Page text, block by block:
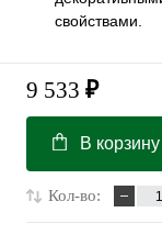
свойствами.
9 533 ₽
В корзину
Кол-во: